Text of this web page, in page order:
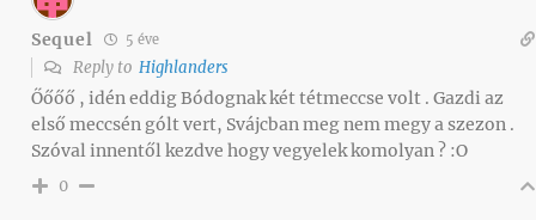
Sequel 5 éve
Reply to Highlanders
Őőőő , idén eddig Bódognak két tétmeccse volt . Gazdi az
első meccsén gólt vert, Svájcban meg nem megy a szezon .
Szóval innentől kezdve hogy vegyelek komolyan ? :O
0